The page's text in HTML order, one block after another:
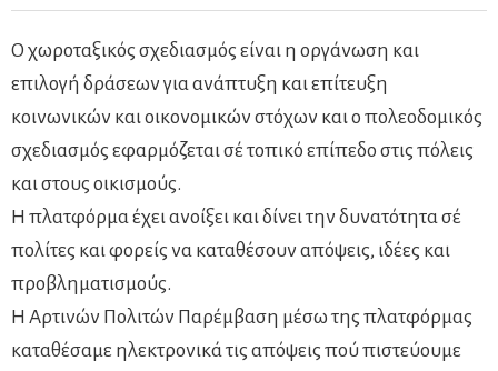
Ο χωροταξικός σχεδιασμός είναι η οργάνωση και
επιλογή δράσεων για ανάπτυξη και επίτευξη
κοινωνικών και οικονομικών στόχων και ο πολεοδομικός
σχεδιασμός εφαρμόζεται σέ τοπικό επίπεδο στις πόλεις
και στους οικισμούς.
Η πλατφόρμα έχει ανοίξει και δίνει την δυνατότητα σέ
πολίτες και φορείς να καταθέσουν απόψεις, ιδέες και
προβληματισμούς.
Η Αρτινών Πολιτών Παρέμβαση μέσω της πλατφόρμας
καταθέσαμε ηλεκτρονικά τις απόψεις πού πιστεύουμε